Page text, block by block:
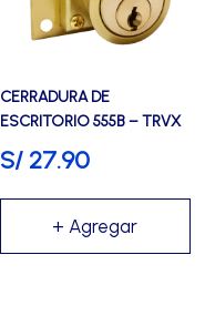
CERRADURA DE
ESCRITORIO 555B – TRVX
S/27.90